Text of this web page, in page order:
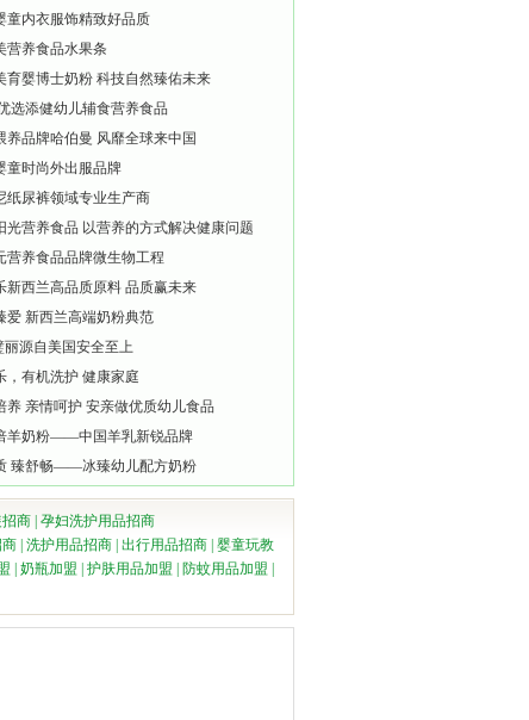
童内衣服饰精致好品质
营养食品水果条
育婴博士奶粉 科技自然臻佑未来
选添健幼儿辅食营养食品
养品牌哈伯曼 风靡全球来中国
童时尚外出服品牌
纸尿裤领域专业生产商
光营养食品 以营养的方式解决健康问题
营养食品品牌微生物工程
新西兰高品质原料 品质赢未来
爱 新西兰高端奶粉典范
丽源自美国安全至上
，有机洗护 健康家庭
养 亲情呵护 安亲做优质幼儿食品
羊奶粉——中国羊乳新锐品牌
臻舒畅——冰臻幼儿配方奶粉
商 孕妇洗护用品招商
洗护用品招商 出行用品招商 婴童玩教
奶瓶加盟 护肤用品加盟 防蚊用品加盟